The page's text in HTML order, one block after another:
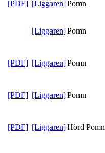
[PDF] [Liggaren]Pomn
[Liggaren]Pomn
[PDF] [Liggaren]Pomn
[PDF] [Liggaren]Pomn
[PDF] [Liggaren]Hörd Pomn